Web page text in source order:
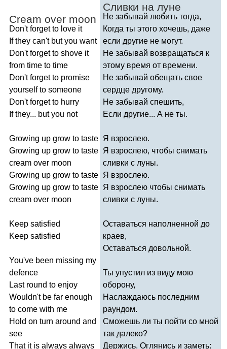
Cream over moon
Don't forget to love it
If they can't but you want
Don't forget to shove it
from time to time
Don't forget to promise
yourself to someone
Don't forget to hurry
If they... but you not
Growing up grow to taste
Growing up grow to taste
cream over moon
Growing up grow to taste
Growing up grow to taste
cream over moon
Keep satisfied
Keep satisfied
You've been missing my
defence
Last round to enjoy
Wouldn't be far enough
to come with me
Hold on turn around and
see
That it is always always
Сливки на луне
Не забывай любить тогда,
Когда ты этого хочешь, даже
если другие не могут.
Не забывай возвращаться к
этому время от времени.
Не забывай обещать свое
сердце другому.
Не забывай спешить,
Если другие... А не ты.
Я взрослею.
Я взрослею, чтобы снимать
сливки с луны.
Я взрослею.
Я взрослею чтобы снимать
сливки с луны.
Оставаться наполненной до
краев,
Оставаться довольной.
Ты упустил из виду мою
оборону,
Наслаждаюсь последним
раундом.
Сможешь ли ты пойти со мной
так далеко?
Держись. Оглянись и заметь: